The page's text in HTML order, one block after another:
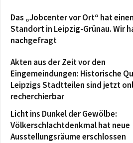
Das „Jobcenter vor Ort“ hat
Standort in Leipzig-Grünau. Wir
nachgefragt
Akten aus der Zeit vor den
Eingemeindungen: Historische
Leipzigs Stadtteilen sind jetzt
recherchierbar
Licht ins Dunkel der Gewölbe:
Völkerschlachtdenkmal hat neue
Ausstellungsräume erschlossen